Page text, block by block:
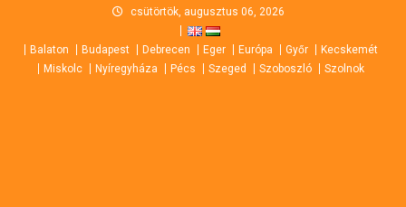
content
csütörtök, augusztus 06, 2026
Balaton Budapest Debrecen Eger Európa Győr
Kecskemét
Miskolc
Nyíregyháza Pécs Szeged Szoboszló Szolnok